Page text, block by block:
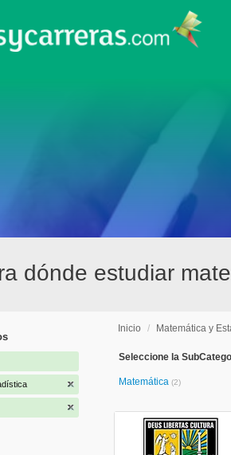
dónde estudiar
Inicio / Matemática y
Seleccione la
Matemática (2)